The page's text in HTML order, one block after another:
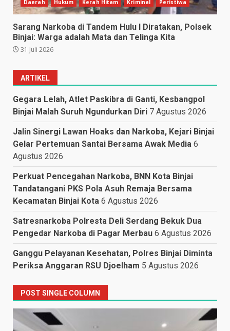
Daerah Hukum Kerah Hitam Kriminal Peristiwa
Sarang Narkoba di Tandem Hulu I Diratakan, Polsek
Binjai: Warga adalah Mata dan Telinga Kita
31 Juli 2026
ARTIKEL
Gegara Lelah, Atlet Paskibra di Ganti, Kesbangpol
Binjai Malah Suruh Ngundurkan Diri 7 Agustus 2026
Jalin Sinergi Lawan Hoaks dan Narkoba, Kejari Binjai
Gelar Pertemuan Santai Bersama Awak Media 6
Agustus 2026
Perkuat Pencegahan Narkoba, BNN Kota Binjai
Tandatangani PKS Pola Asuh Remaja Bersama
Kecamatan Binjai Kota 6 Agustus 2026
Satresnarkoba Polresta Deli Serdang Bekuk Dua
Pengedar Narkoba di Pagar Merbau 6 Agustus 2026
Ganggu Pelayanan Kesehatan, Polres Binjai Diminta
Periksa Anggaran RSU Djoelham 5 Agustus 2026
POST SINGLE COLUMN